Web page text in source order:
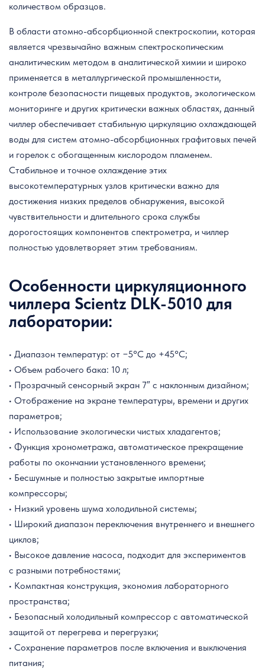
количеством образцов.
В области атомно-абсорбционной спектроскопии, которая
является чрезвычайно важным спектроскопическим
аналитическим методом в аналитической химии и широко
применяется в металлургической промышленности,
контроле безопасности пищевых продуктов, экологическом
мониторинге и других критически важных областях, данный
чиллер обеспечивает стабильную циркуляцию охлаждающей
воды для систем атомно-абсорбционных графитовых печей
и горелок с обогащенным кислородом пламенем.
Стабильное и точное охлаждение этих
высокотемпературных узлов критически важно для
достижения низких пределов обнаружения, высокой
чувствительности и длительного срока службы
дорогостоящих компонентов спектрометра, и чиллер
полностью удовлетворяет этим требованиям.
Особенности циркуляционного
чиллера Scientz DLK-5010 для
лаборатории:
• Диапазон температур: от −5°C до +45°C;
• Объем рабочего бака: 10 л;
• Прозрачный сенсорный экран 7″ с наклонным дизайном;
• Отображение на экране температуры, времени и других
параметров;
• Использование экологически чистых хладагентов;
• Функция хронометража, автоматическое прекращение
работы по окончании установленного времени;
• Бесшумные и полностью закрытые импортные
компрессоры;
• Низкий уровень шума холодильной системы;
• Широкий диапазон переключения внутреннего и внешнего
циклов;
• Высокое давление насоса, подходит для экспериментов
с разными потребностями;
• Компактная конструкция, экономия лабораторного
пространства;
• Безопасный холодильный компрессор с автоматической
защитой от перегрева и перегрузки;
• Сохранение параметров после включения и выключения
питания;